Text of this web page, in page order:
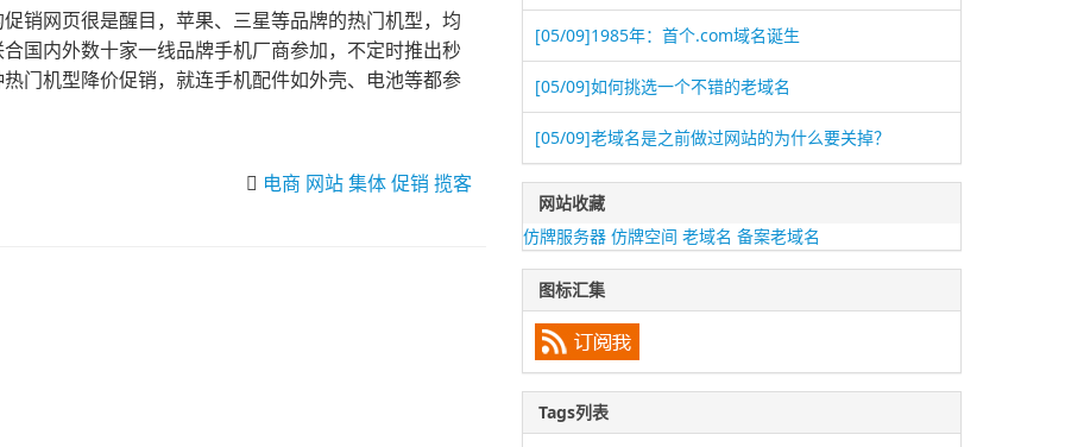
销网页很是醒目，苹果、三星等品牌的热门机型，均
国内外数十家一线品牌手机厂商参加，不定时推出秒
门机型降价促销，就连手机配件如外壳、电池等都参
电商 网站集体促销 揽客
[05/09]1985年：首个.com域名诞生
[05/09]如何挑选一个不错的老域名
[05/09]老域名是之前做过网站的为什么要关掉？
网站收藏
仿牌服务器 仿牌空间 老域名 备案老域名
图标汇集
Tags列表